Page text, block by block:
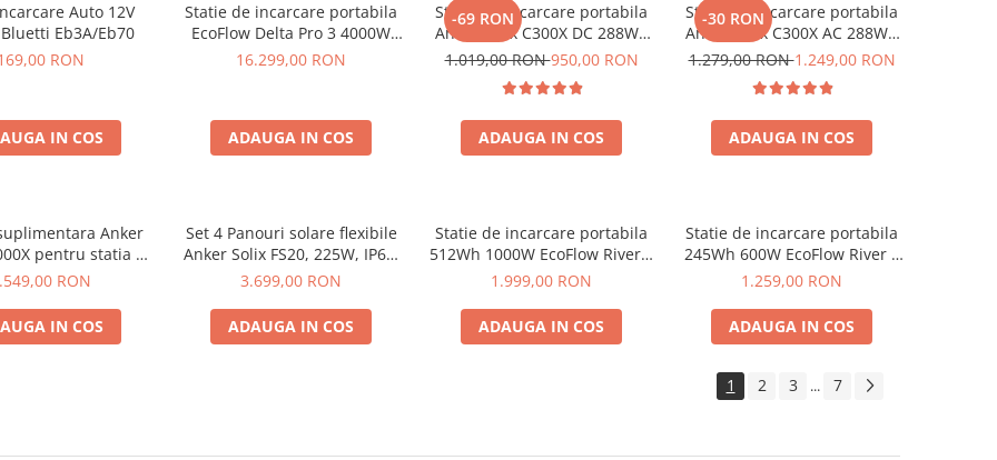
Auto 12V
Eb3A/Eb70
RON
IN COS
Statie de incarcare portabila
EcoFlow Delta Pro 3 4000W
4096Wh
16.299,00 RON
ADAUGA IN COS
-69 RON
Statie de incarcare portabila
Anker Solix C300X DC 288Wh
300W
1.019,00 RON950,00 RON
ADAUGA IN COS
-30 RON
Statie de incarcare portabila
Anker Solix C300X AC 288Wh
300W
1.279,00 RON1.249,00 RON
ADAUGA IN COS
Anker
pentru statia de
portabila Anker
RON
IN COS
Set 4 Panouri solare flexibile
Anker Solix FS20, 225W, IP67,
Tehnologie TOPCon
3.699,00 RON
ADAUGA IN COS
Statie de incarcare portabila
512Wh 1000W EcoFlow River 2
Max
1.999,00 RON
ADAUGA IN COS
Statie de incarcare portabila
245Wh 600W EcoFlow River 3
UPS
1.259,00 RON
ADAUGA IN COS
1 2 3 ... 7